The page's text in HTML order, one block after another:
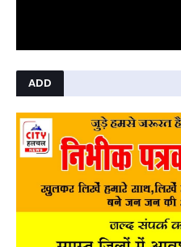
ADD